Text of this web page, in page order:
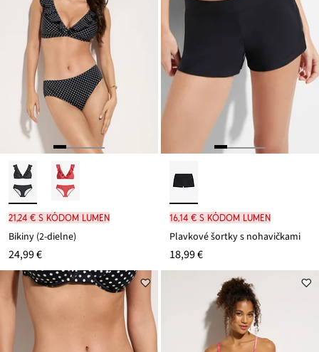
21,24 € s kódom LUMEN
Bikiny (2-dielne)
24,99 €
16,14 € s kódom LUMEN
Plavkové šortky s nohavičkami
18,99 €